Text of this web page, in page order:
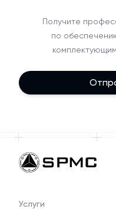
Получите
по
Услуги